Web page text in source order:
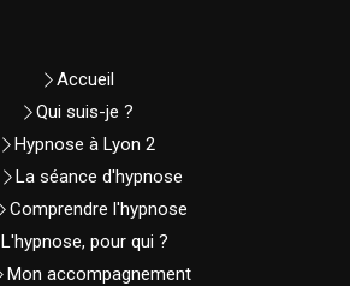
Accueil
Qui suis-je ?
Hypnose à Lyon 2
La séance d'hypnose
Comprendre l'hypnose
L'hypnose, pour qui ?
Mon accompagnement